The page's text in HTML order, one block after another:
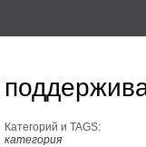
Категорий и TAGS:
категория